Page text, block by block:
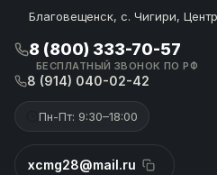
Благовещенск, с. Чигири,
8 (800) 333-70-57
БЕСПЛАТНЫЙ ЗВОНОК ПО РФ
8 (914) 040-02-42
Пн-Пт: 9:30–18:00
xcmg28@mail.ru